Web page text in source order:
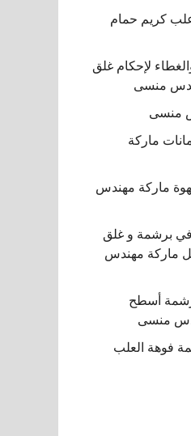
كريم حمام
لإحكام غلق
منسى
منسى
ماركة
ماركة مهندس
في برشمة و غلق
ماركة مهندس
أسطح
منسى
فوهة العلب